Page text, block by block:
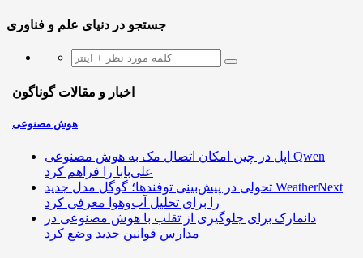
جستجو در دنیای علم و فناوری
اخبار و مقالات گوناگون
هوش مصنوعی
اپل در چین امکان اتصال مک به هوش مصنوعی Qwen
علی‌بابا را فراهم کرد
تحولی در پیش‌بینی توفندها؛ گوگل مدل جدید WeatherNext
را برای تحلیل آب‌وهوا معرفی کرد
دانمارک برای جلوگیری از تقلب با هوش مصنوعی در
مدارس قوانین جدید وضع کرد